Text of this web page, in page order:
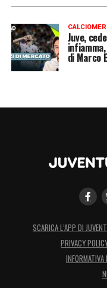
Juve,
di Marco
SCARICA L’APP DI
PRIVACY
INFORMATIVA